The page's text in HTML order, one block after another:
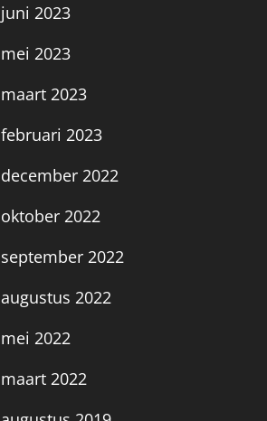
juni 2023
mei 2023
maart 2023
februari 2023
december 2022
oktober 2022
september 2022
augustus 2022
mei 2022
maart 2022